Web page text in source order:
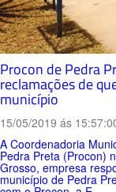
Procon de Pedra
reclamações de
município
15/05/2019 ás
A Coordenadoria
Pedra Preta (Procon)
Grosso, empresa
município de Pedra